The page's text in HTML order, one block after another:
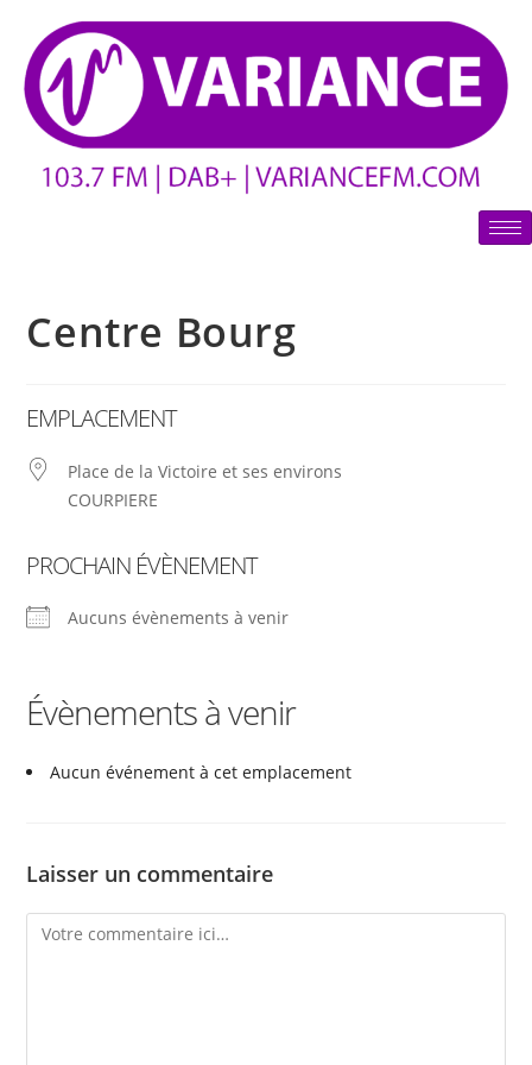
Centre Bourg
EMPLACEMENT
Place de la Victoire et ses environs
COURPIERE
PROCHAIN ÉVÈNEMENT
Aucuns évènements à venir
Évènements à venir
Aucun événement à cet emplacement
Laisser un commentaire